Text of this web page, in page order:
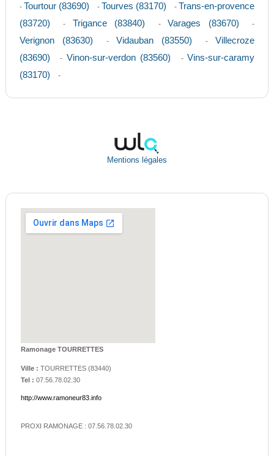
- Tourtour (83690) - Tourves (83170) - Trans-en-provence
(83720)
- Trigance (83840) - Varages (83670) -
Verignon (83630) - Vidauban (83550) - Villecroze
(83690)
- Vinon-sur-verdon (83560) - Vins-sur-caramy
(83170)
-
Mentions légales
Ramonage TOURRETTES
Ville : TOURRETTES(83440)
Tel : 07.56.78.02.30
http://www.ramoneur83.info
PROXI RAMONAGE : 07.56.78.02.30